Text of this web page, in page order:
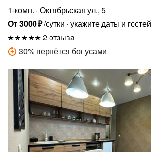
1-комн. Октябрьская ул., 5
От3000₽/сутки укажите даты и гостей
2 отзыва
30% вернётся бонусами